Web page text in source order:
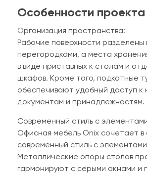
Особенности проекта
Организация пространства:
Рабочие поверхности разделены
перегородками, а места
в виде приставных к столам и
шкафов. Кроме того, подкатные
обеспечивают удобный доступ к
документам и принадлежностям.
Современный стиль с
Офисная мебель Onix сочетает в
современный стиль с
Металлические опоры столов
гармонируют с серыми окнами и